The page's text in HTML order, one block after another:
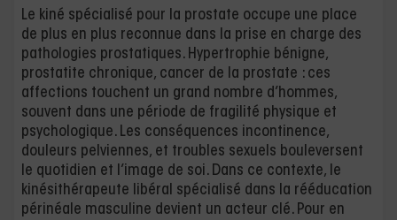
Le kiné spécialisé pour la prostate occupe une place
de plus en plus reconnue dans la prise en charge des
pathologies prostatiques. Hypertrophie bénigne,
prostatite chronique, cancer de la prostate : ces
affections touchent un grand nombre d’hommes,
souvent dans une période de fragilité physique et
psychologique. Les conséquences incontinence,
douleurs pelviennes, et troubles sexuels bouleversent
le quotidien et l’image de soi. Dans ce contexte, le
kinésithérapeute libéral spécialisé dans la rééducation
périnéale masculine devient un acteur clé. Pour en